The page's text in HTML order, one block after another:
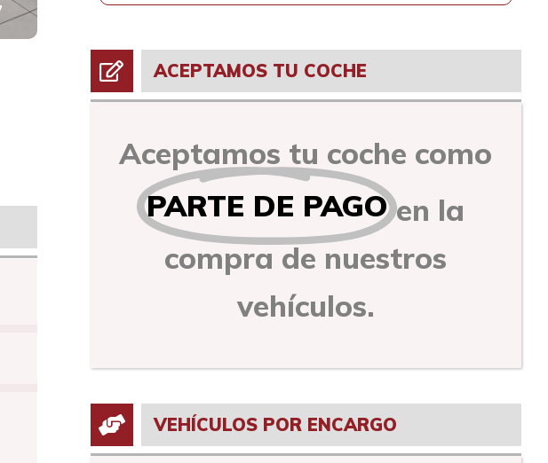
ACEPTAMOS TU COCHE
Aceptamos tu coche como
PARTE DE PAGO en la
compra de nuestros
vehículos.
VEHÍCULOS POR ENCARGO